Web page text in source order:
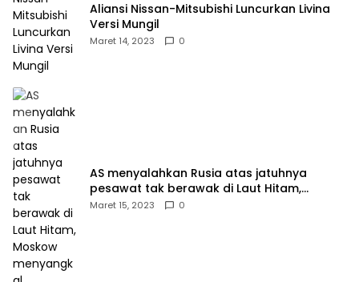
Aliansi Nissan-Mitsubishi Luncurkan Livina
Versi Mungil
Maret 14, 2023 0
AS menyalahkan Rusia atas jatuhnya
pesawat tak berawak di Laut Hitam,
Moskow menyangkal
Maret 15, 2023 0